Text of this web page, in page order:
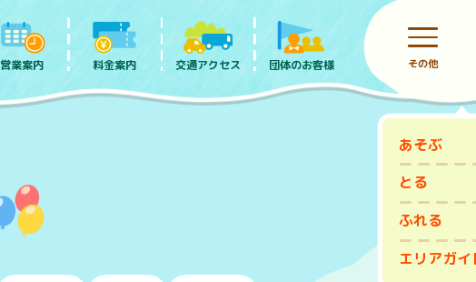
あそぶ
とる
ふれる
エリアガイ
営業案内 料金案内 交通アクセス 団体のお客様 その他
前売りチケット